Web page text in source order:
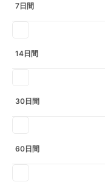
7日間
14日間
30日間
60日間